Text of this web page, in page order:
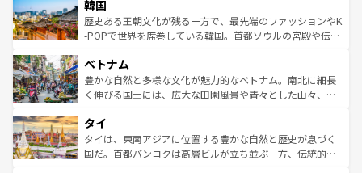
ワイを、存分に味わってほしい。 なお、新着のハワイ情報
はコンテンツ一覧を参照してほしい。
いる。アクティビティも充実しており、サーフィンやダイ
ビング、ハイキングなど、アウトドア好きにはたまらな
い。オーストラリアの多彩な魅力を存分に味わいつくそ
参照してほしい。
ン）、静ひつな山岳地帯である台湾東部など、都市の喧騒
と山間の静けさが共存しており、訪れる人に新しい発見と
驚きをもたらしてくれる。また、奥深い台湾の食文化も魅
容にもいいと評判のスイーツなど、バラエティ豊かな料理
が味わえる。 なお、新着の台湾情報は コンテンツ一覧を参
照してほしい。
韓国
歴史ある王朝文化が残る一方で、最先端のファッションやK
-POPで世界を席巻している韓国。首都ソウルの宮殿や伝統
き、地方に足を延ばせば四季折々の自然美を楽しむことが
できる。そして、キムチや焼肉、絶品のストリートフード
まで、さまざまな韓国料理が待っている。夜には、韓国な
リティに包まれながら、韓国の多彩な魅力を心ゆくまで味
わってみてほしい。 なお、新着の韓国情報はコンテンツ一
覧を参照してほしい。
ベトナム
豊かな自然と多様な文化が魅力的なベトナム。南北に細長
く伸びる国土には、広大な田園風景や青々とした山々、世
急速な発展と共に伝統が息づく。ハノイの古い町並みやホ
ーチミン市のフランス統治時代の建物も、独特の雰囲気を
醸し出している。また、バラエティの豊かさとおいしさで
タイ
タイは、東南アジアに位置する豊かな自然と歴史が息づく
国だ。首都バンコクは高層ビルが立ち並ぶ一方、伝統的な